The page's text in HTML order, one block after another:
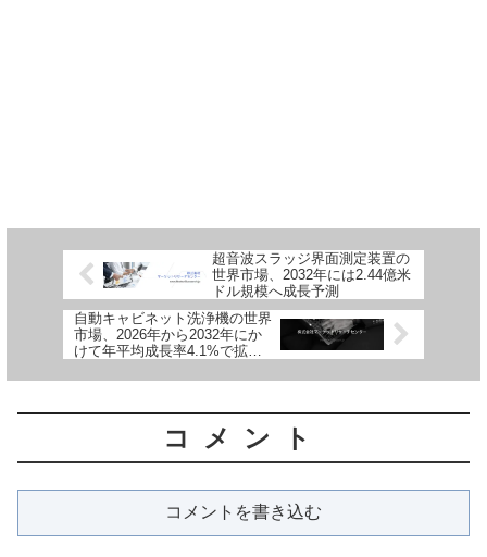
超音波スラッジ界面測定装置の
世界市場、2032年には2.44億米
ドル規模へ成長予測
自動キャビネット洗浄機の世界
市場、2026年から2032年にか
けて年平均成長率4.1%で拡大
コメント
コメントを書き込む